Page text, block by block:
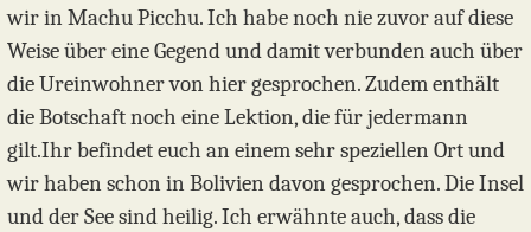
wir in Machu Picchu. Ich habe noch nie zuvor auf diese
Weise über eine Gegend und damit verbunden auch über
die Ureinwohner von hier gesprochen. Zudem enthält
die Botschaft noch eine Lektion, die für jedermann
gilt.Ihr befindet euch an einem sehr speziellen Ort und
wir haben schon in Bolivien davon gesprochen. Die Insel
und der See sind heilig. Ich erwähnte auch, dass die